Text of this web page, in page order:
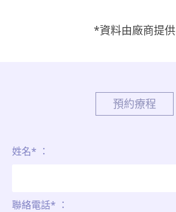
*資料由廠商提供
預約療程
姓名* ：
聯絡電話* ：